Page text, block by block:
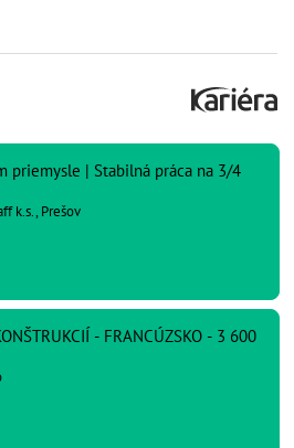
priemysle | Stabilná práca na 3/4
k.s., Prešov
- FRANCÚZSKO - 3 600